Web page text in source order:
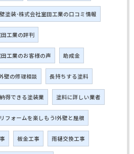
塗装･株式会社室田工業の口コミ情報
工業の評判
工業のお客様の声 助成金
の修理相談 長持ちする塗料
得できる塗装業 塗料に詳しい業者
リフォームを楽しもう!外壁と屋根
板金工事 雨樋交換工事